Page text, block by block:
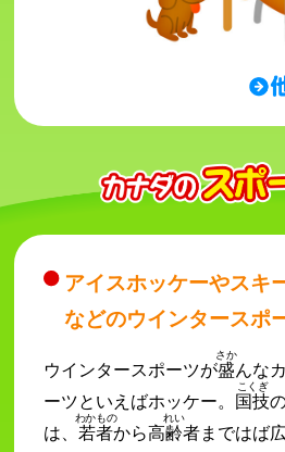
アイスホッケーやスキ
などのウインタースポ
ウインタースポーツが盛
さか
んな
ーツといえばホッケー。 国技
こくぎ
は、 若者
わかもの
から高齢
れい
者まではば